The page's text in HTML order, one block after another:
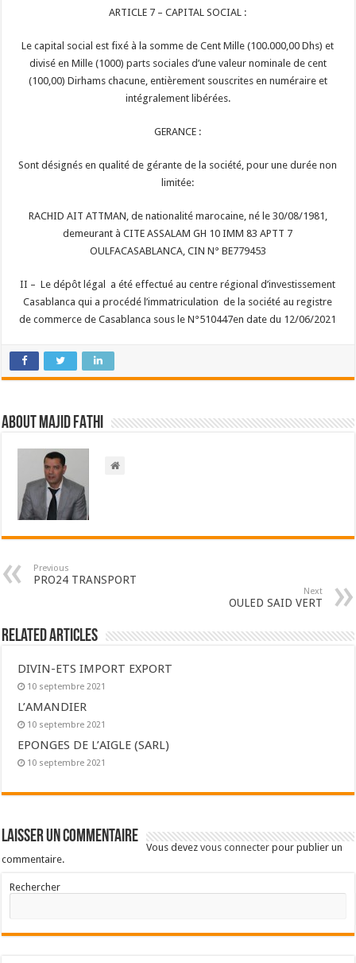
ARTICLE 7 – CAPITAL SOCIAL :
Le capital social est fixé à la somme de Cent Mille (100.000,00 Dhs) et
divisé en Mille (1000) parts sociales d’une valeur nominale de cent
(100,00) Dirhams chacune, entièrement souscrites en numéraire et
intégralement libérées.
GERANCE :
Sont désignés en qualité de gérante de la société, pour une durée non
limitée:
RACHID AIT ATTMAN, de nationalité marocaine, né le 30/08/1981,
demeurant à CITE ASSALAM GH 10 IMM 83 APTT 7
OULFACASABLANCA, CIN N° BE779453
II – Le dépôt légal a été effectué au centre régional d’investissement
Casablanca qui a procédé l’immatriculation de la société au registre
de commerce de Casablanca sous le N°510447en date du 12/06/2021
About Majid FATHI
Previous
PRO24 TRANSPORT
Next
OULED SAID VERT
Related Articles
DIVIN-ETS IMPORT EXPORT
10 septembre 2021
L’AMANDIER
10 septembre 2021
EPONGES DE L’AIGLE (SARL)
10 septembre 2021
Laisser un commentaire
Vous devezvous connecter pour publier un
commentaire.
Rechercher